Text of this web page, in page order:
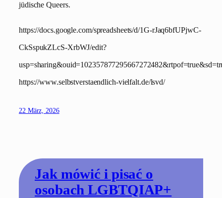
jüdische Queers.
https://docs.google.com/spreadsheets/d/1G-rJaq6bfUPjwC-
CkSspukZLcS-XrbWJ/edit?
https://www.selbstverstaendlich-vielfalt.de/lsvd/
22 März, 2026
Jak mówić i pisać o
osobach LGBTQIAP+